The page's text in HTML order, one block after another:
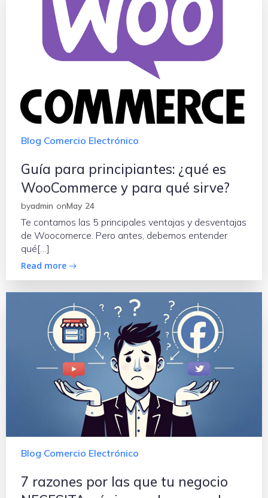
Blog Comercio Electrónico
Guía para principiantes: ¿qué es
WooCommerce y para qué sirve?
byadmin onMay 24
Te contamos las 5 principales ventajas y desventajas
de Woocomerce. Pero antes, debemos entender
qué[…]
Read more
Blog Comercio Electrónico
7 razones por las que tu negocio